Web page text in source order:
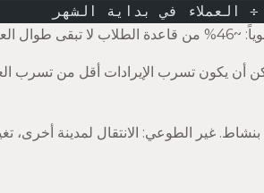
العملاء في بداية الشهر
أن يكون تسرب الإيرادات أقل من تسرب
غير الطوعي: الانتقال لمدينة أخرى،